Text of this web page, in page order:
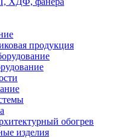
продукция
обогрев
изделия